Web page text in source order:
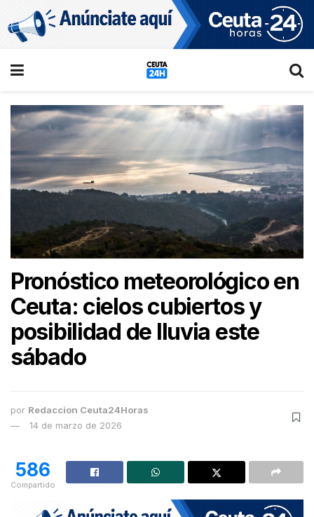
Pronóstico meteorológico en
Ceuta: cielos cubiertos y
posibilidad de lluvia este
sábado
por Redaccion Ceuta24Horas
14 de marzo de 2026
586
Compartido